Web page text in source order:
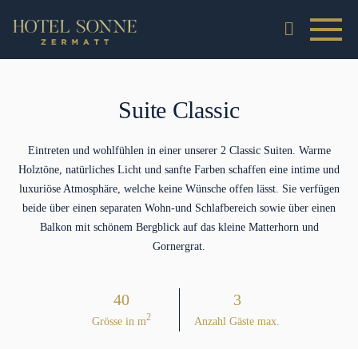
Suite Classic
Eintreten und wohlfühlen in einer unserer 2 Classic Suiten. Warme
Holztöne, natürliches Licht und sanfte Farben schaffen eine intime und
luxuriöse Atmosphäre, welche keine Wünsche offen lässt. Sie verfügen
beide über einen separaten Wohn-und Schlafbereich sowie über einen
Balkon mit schönem Bergblick auf das kleine Matterhorn und
Gornergrat.
40
Grösse in m2
3
Anzahl Gäste max.